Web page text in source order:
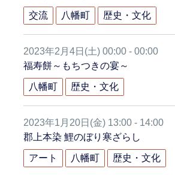
交流 八幡町 歴史・文化
2023年2月4日(土) 00:00 - 00:00
福寿餅～もちつきの宴～
八幡町 歴史・文化
2023年1月20日(金) 13:00 - 14:00
郡上本染 鯉のぼり寒ざらし
アート 八幡町 歴史・文化